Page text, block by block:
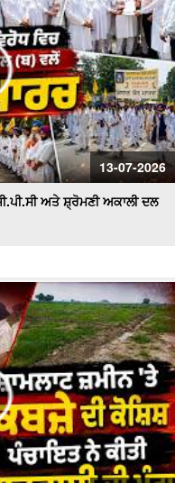
13-07-2026
ਅਤੇ ਸ਼੍ਰੋਮਣੀ ਅਕਾਲੀ ਦਲ